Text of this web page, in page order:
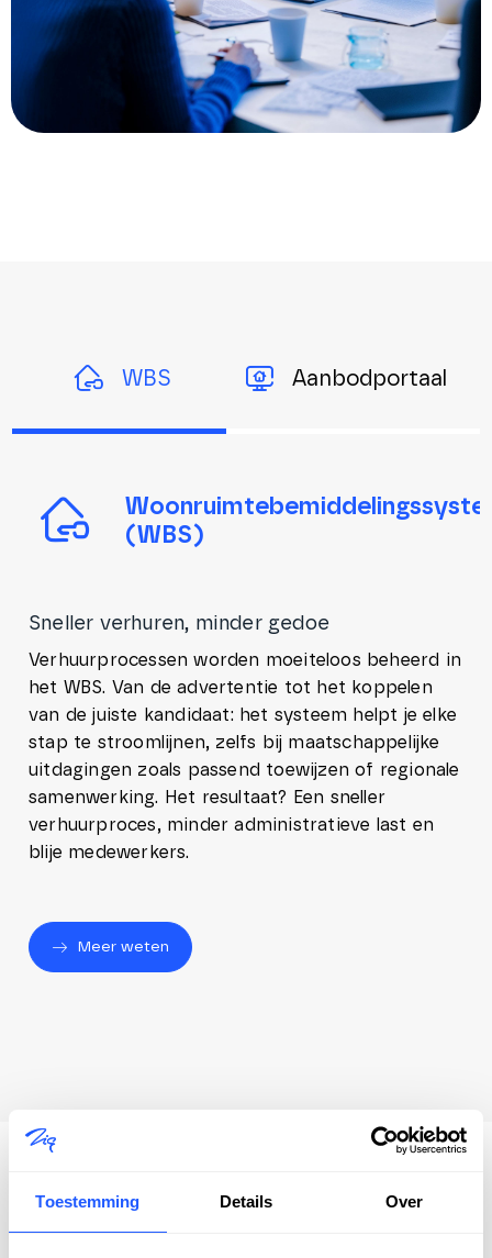
Toestemming Details Over
WBS Aanbodportaal
(WBS)
Sneller verhuren, minder gedoe
Verhuurprocessen worden moeiteloos beheerd in
het WBS. Van de advertentie tot het koppelen
van de juiste kandidaat: het systeem helpt je elke
stap te stroomlijnen, zelfs bij maatschappelijke
uitdagingen zoals passend toewijzen of regionale
samenwerking. Het resultaat? Een sneller
verhuurproces, minder administratieve last en
blije medewerkers.
Meer weten